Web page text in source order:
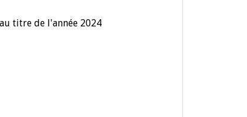
titre de l'année 2024